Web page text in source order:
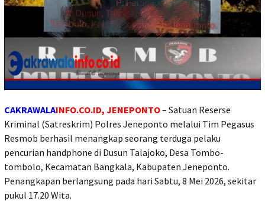
CAKRAWALAINFO.CO.ID, JENEPONTO– Satuan Reserse
Kriminal (Satreskrim) Polres Jeneponto melalui Tim Pegasus
Resmob berhasil menangkap seorang terduga pelaku
pencurian handphone di Dusun Talajoko, Desa Tombo-
tombolo, Kecamatan Bangkala, Kabupaten Jeneponto.
Penangkapan berlangsung pada hari Sabtu, 8 Mei 2026, sekitar
pukul 17.20 Wita.